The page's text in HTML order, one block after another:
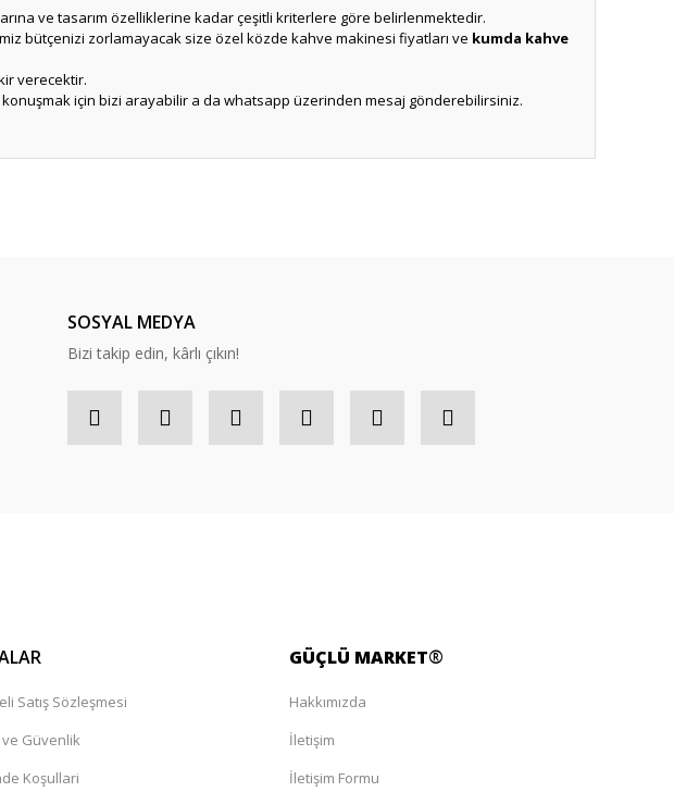
ve tasarım özelliklerine kadar çeşitli kriterlere göre belirlenmektedir.
bütçenizi zorlamayacak size özel közde kahve makinesi fiyatları ve kumda kahve
verecektir.
için bizi arayabilir a da whatsapp üzerinden mesaj gönderebilirsiniz.
SOSYAL MEDYA
Bizi takip edin, kârlı çıkın!
Satış Sözleşmesi
Güvenlik
Koşullari
GÜÇLÜ MARKET®
Hakkımızda
İletişim
İletişim Formu